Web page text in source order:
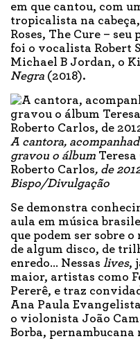
em que cantou, com
tropicalista na
Roses, The Cure – seu
foi o vocalista Robert
Michael B Jordan, o
Negra (2018).
A cantora,
gravou o álbum
Roberto Carlos, de
Bispo/Divulgação
Se demonstra
aula em música
que podem ser sobre
de algum disco, de
enredo… Nessas lives,
maior, artistas como
Pererê, e traz
Ana Paula
o violonista João
Borba,